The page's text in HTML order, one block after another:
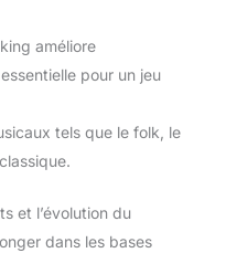
améliore
pour un jeu
tels que le folk, le
et l’évolution du
dans les bases